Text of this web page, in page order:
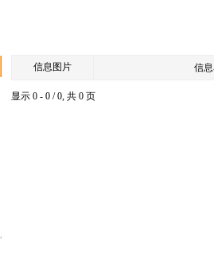
信息图片 信
显示 0 - 0 / 0, 共 0 页